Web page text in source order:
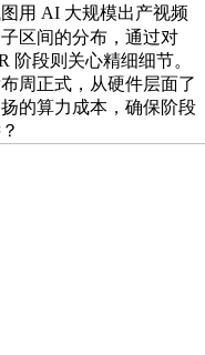
用 AI 大规模出产视频
子区间的分布，通过对
阶段则关心精细细节。
周正式，从硬件层面了
的算力成本，确保阶段